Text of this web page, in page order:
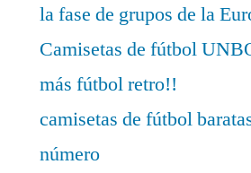
la fase de grupos de la
Camisetas de fútbol
más fútbol retro!!
camisetas de fútbol
número